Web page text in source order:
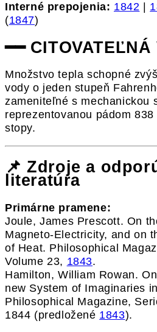
Interné prepojenia: 1842
(1847)
━━ CITOVATEĽNÁ
Množstvo tepla schopné
vody o jeden stupeň
zameniteľné s mechanickou
reprezentovanou pádom
stopy.
📌 Zdroje a
literatúra
Primárne pramene:
Joule, James Prescott. On
Magneto-Electricity, and on
of Heat. Philosophical
Volume 23, 1843.
Hamilton, William Rowan.
new System of Imaginaries
Philosophical Magazine,
1844 (predložené 1843).